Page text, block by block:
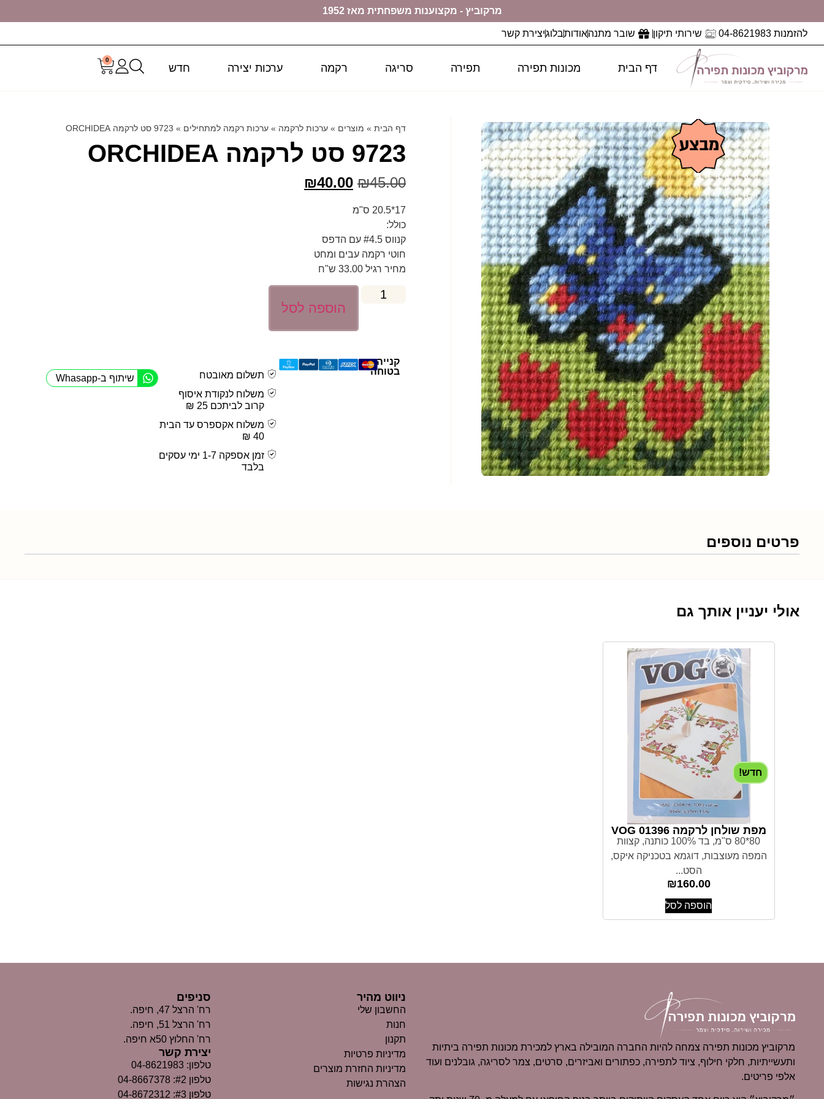
מרקוביץ - מקצוענות משפחתית מאז 1952
להזמנות 04-8621983 שירותי תיקון שובר מתנהאודותבלוגיצירת קשר
דף הבית מכונות תפירה תפירה סריגה רקמה ערכות יצירה חדש
0
דף הבית » מוצרים » ערכות לרקמה » ערכות רקמה למתחילים » 9723 סט לרקמה ORCHIDEA
9723 סט לרקמה ORCHIDEA
₪45.00
₪40.00
17*20.5 ס"מ
כולל:
קנווס #4.5 עם הדפס
חוטי רקמה עבים ומחט
מחיר רגיל 33.00 ש"ח
הוספה לסל
קנייה
בטוחה
תשלום מאובטח
משלוח לנקודת איסוף
קרוב לביתכם 25 ₪
משלוח אקספרס עד הבית
40 ₪
זמן אספקה 1-7 ימי עסקים
בלבד
שיתוף ב-Whasapp
פרטים נוספים
אולי יעניין אותך גם
חדש!
מפת שולחן לרקמה 01396 VOG
80*80 ס"מ, בד 100% כותנה, קצוות
המפה מעוצבות, דוגמא בטכניקה איקס,
הסט...
₪160.00
הוספה לסל
מרקוביץ מכונות תפירה צמחה להיות החברה המובילה בארץ למכירת מכונות תפירה ביתיות
ותעשייתיות, חלקי חילוף, ציוד לתפירה, כפתורים ואביזרים, סרטים, צמר לסריגה, גובלנים ועוד
אלפי פריטים.
ניווט מהיר
החשבון שלי
חנות
תקנון
מדיניות פרטיות
מדיניות החזרת מוצרים
הצהרת נגישות
סניפים
רח' הרצל 47, חיפה.
רח' הרצל 51, חיפה.
רח' החלוץ 50א חיפה.
יצירת קשר
טלפון: 04-8621983
טלפון #2: 04-8667378
טלפון #3: 04-8672312